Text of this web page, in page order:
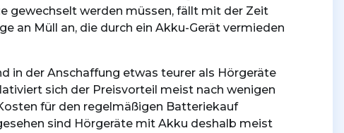
gewechselt werden müssen, fällt mit der Zeit
an Müll an, die durch ein Akku-Gerät vermieden
in der Anschaffung etwas teurer als Hörgeräte
sich der Preisvorteil meist nach wenigen
für den regelmäßigen Batteriekauf
sind Hörgeräte mit Akku deshalb meist